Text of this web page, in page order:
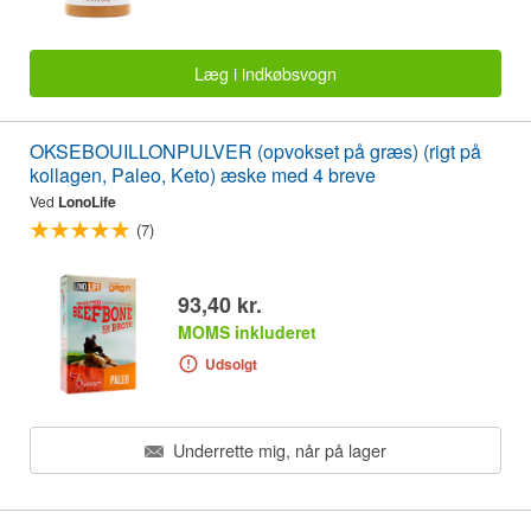
Læg i indkøbsvogn
OKSEBOUILLONPULVER (opvokset på græs) (rigt på
kollagen, Paleo, Keto) æske med 4 breve
Ved LonoLife
(7)
93,40 kr.
MOMS inkluderet
Udsolgt
Underrette mig, når på lager